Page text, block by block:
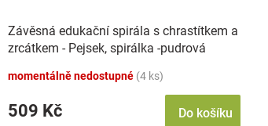
Závěsná edukační spirála s chrastítkem a
zrcátkem - Pejsek, spirálka -pudrová
momentálně nedostupné (4 ks)
509 Kč Do košíku